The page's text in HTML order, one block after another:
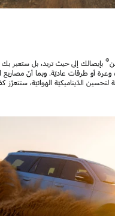
® بإيصالك إلى حيث تريد، بل ستعبر
وعرة أو طرقات عاديّة. وبما أنّ
الدّيناميكيّة الهوائيّة، ستتعزّز